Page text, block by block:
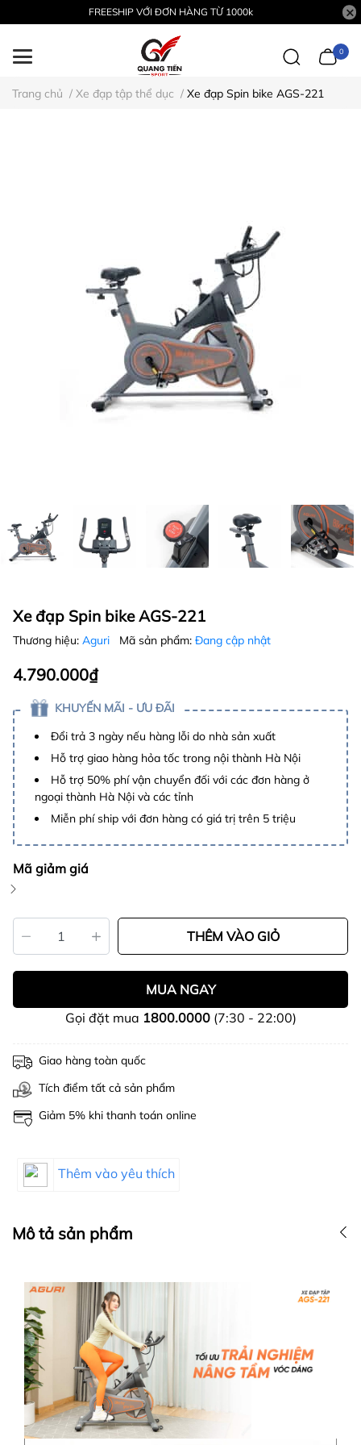
FREESHIP VỚI ĐƠN HÀNG TỪ 1000k
0
Trang chủ / Xe đạp tập thể dục / Xe đạp Spin bike AGS-221
Xe đạp Spin bike AGS-221
Thương hiệu: Aguri Mã sản phẩm: Đang cập nhật
4.790.000₫
KHUYẾN MÃI - ƯU ĐÃI
Đổi trả 3 ngày nếu hàng lỗi do nhà sản xuất
Hỗ trợ giao hàng hỏa tốc trong nội thành Hà Nội
Hỗ trợ 50% phí vận chuyển đối với các đơn hàng ở
ngoại thành Hà Nội và các tỉnh
Miễn phí ship với đơn hàng có giá trị trên 5 triệu
Mã giảm giá
THÊM VÀO GIỎ
MUA NGAY
Gọi đặt mua 1800.0000(7:30 - 22:00)
Giao hàng toàn quốc
Tích điểm tất cả sản phẩm
Giảm 5% khi thanh toán online
Thêm vào yêu thích
Mô tả sản phẩm